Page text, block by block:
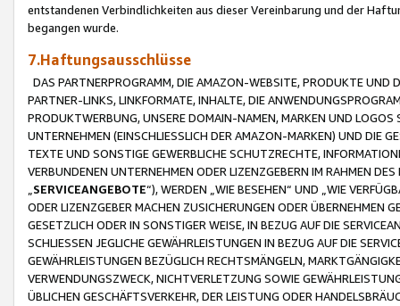
entstandenen Verbindlichkeiten aus dieser Vereinbarung und der
begangen wurde.
7.Haftungsausschlüsse
DAS PARTNERPROGRAMM, DIE AMAZON-WEBSITE, PRODUKTE UND
PARTNER-LINKS, LINKFORMATE, INHALTE, DIE
PRODUKTWERBUNG, UNSERE DOMAIN-NAMEN, MARKEN UND
UNTERNEHMEN (EINSCHLIESSLICH DER AMAZON-MARKEN) UND DIE
TEXTE UND SONSTIGE GEWERBLICHE SCHUTZRECHTE,
VERBUNDENEN UNTERNEHMEN ODER LIZENZGEBERN IM RAHMEN
SERVICEANGEBOTE“), WERDEN „WIE BESEHEN“ UND „WIE
ODER LIZENZGEBER MACHEN ZUSICHERUNGEN ODER ÜBERNEHMEN
GESETZLICH ODER IN SONSTIGER WEISE, IN BEZUG AUF DIE
SCHLIESSEN JEGLICHE GEWÄHRLEISTUNGEN IN BEZUG AUF DIE
GEWÄHRLEISTUNGEN BEZÜGLICH RECHTSMÄNGELN,
VERWENDUNGSZWECK, NICHTVERLETZUNG SOWIE
ÜBLICHEN GESCHÄFTSVERKEHR, DER LEISTUNG ODER